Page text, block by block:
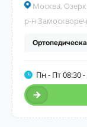
Москва,
р-н
Пн - Пт 08:30